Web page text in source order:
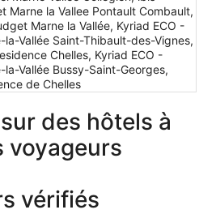
Marne la Vallee Pontault Combault,
Marne la Vallée, Kyriad ECO -
la-Vallée Saint-Thibault-des-Vignes,
Chelles, Kyriad ECO -
la-Vallée Bussy-Saint-Georges,
de Chelles
des hôtels à
voyageurs
vérifiés